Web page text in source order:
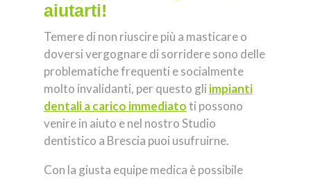
aiutarti!
Temere di non riuscire più a masticare o
doversi vergognare di sorridere sono delle
problematiche frequenti e socialmente
molto invalidanti, per questo gli impianti
dentali a carico immediatoti possono
venire in aiuto e nel nostro Studio
dentistico a Brescia puoi usufruirne.
Con la giusta equipe medica è possibile